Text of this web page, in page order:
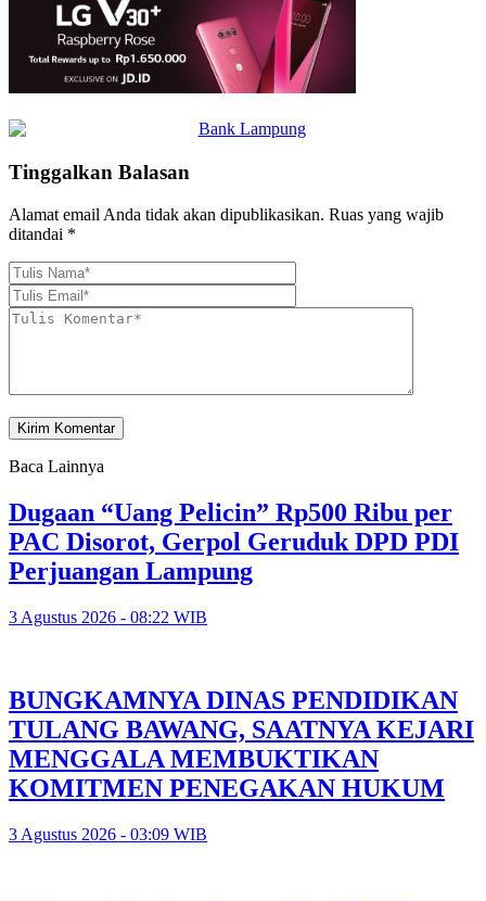
Tinggalkan Balasan
Alamat email Anda tidak akan dipublikasikan. Ruas yang wajib
ditandai *
Baca Lainnya
Dugaan “Uang Pelicin” Rp500 Ribu per
PAC Disorot, Gerpol Geruduk DPD PDI
Perjuangan Lampung
3 Agustus 2026 - 08:22 WIB
BUNGKAMNYA DINAS PENDIDIKAN
TULANG BAWANG, SAATNYA KEJARI
MENGGALA MEMBUKTIKAN
KOMITMEN PENEGAKAN HUKUM
3 Agustus 2026 - 03:09 WIB